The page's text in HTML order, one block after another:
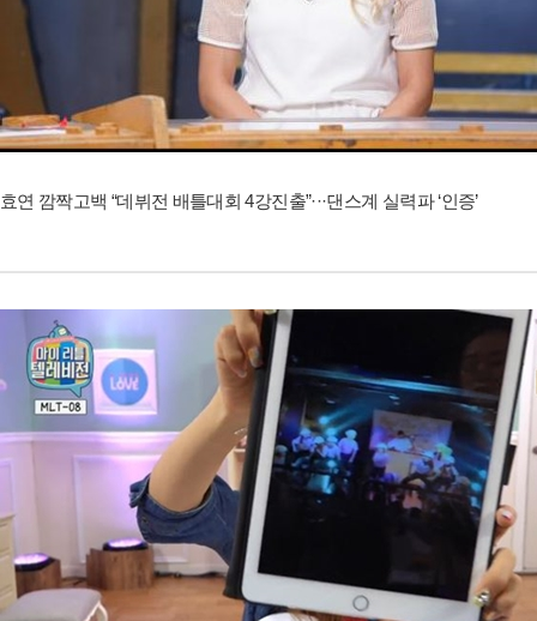
효연 깜짝고백 “데뷔전 배틀대회 4강진출”···댄스계 실력파 ‘인증’